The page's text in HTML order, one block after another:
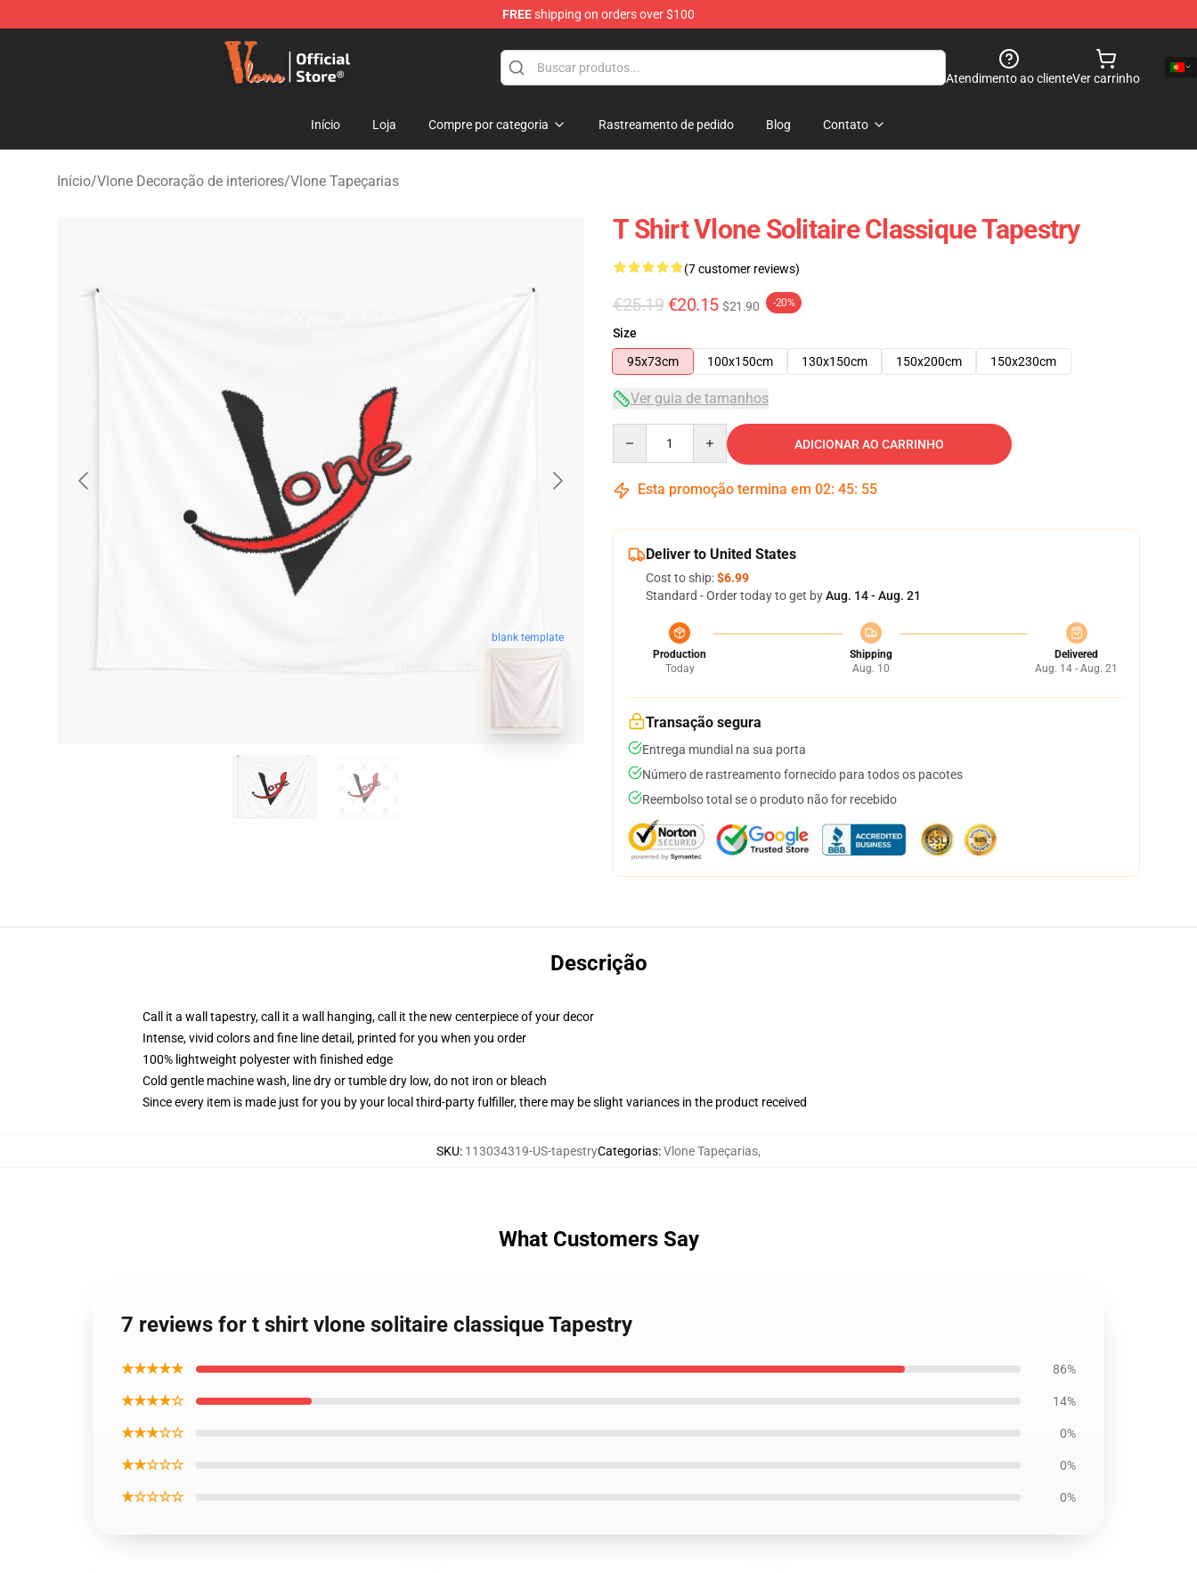
FREEshipping on orders over $100
Vlone Shop - Official Vlone Merchandise Store
Atendimento ao clienteVer carrinho
Início Loja Compre por categoria Rastreamento de pedido Blog Contato
Início/Vlone Decoração de interiores/Vlone Tapeçarias
blank template
T Shirt Vlone Solitaire Classique Tapestry
(7 customer reviews)
€25.19 €20.15 $21.90 -20%
Size
95x73cm
100x150cm 130x150cm 150x200cm 150x230cm
Ver guia de tamanhos
ADICIONAR AO CARRINHO
Esta promoção termina em 02: 45: 54
Deliver to United States
Cost to ship:$6.99
Standard - Order today to get byAug. 14 - Aug. 21
Production
Today
Shipping
Aug. 10
Delivered
Aug. 14 - Aug. 21
Transação segura
Entrega mundial na sua porta
Número de rastreamento fornecido para todos os pacotes
Reembolso total se o produto não for recebido
Descrição
Call it a wall tapestry, call it a wall hanging, call it the new centerpiece of your decor
Intense, vivid colors and fine line detail, printed for you when you order
100% lightweight polyester with finished edge
Cold gentle machine wash, line dry or tumble dry low, do not iron or bleach
Since every item is made just for you by your local third-party fulfiller, there may be slight variances in the product received
SKU: 113034319-US-tapestryCategorias:Vlone Tapeçarias,
What Customers Say
7 reviews for t shirt vlone solitaire classique Tapestry
★★★★★ 86%
★★★★☆ 14%
★★★☆☆ 0%
★★☆☆☆ 0%
★☆☆☆☆ 0%